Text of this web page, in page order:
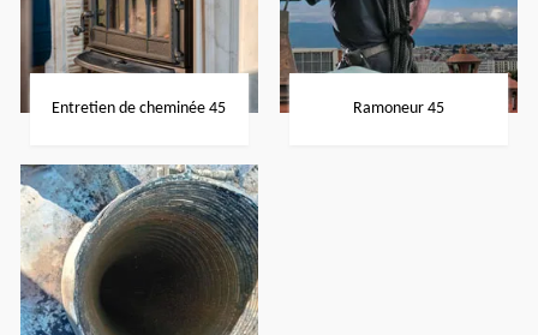
Entretien de cheminée 45 Ramoneur 45